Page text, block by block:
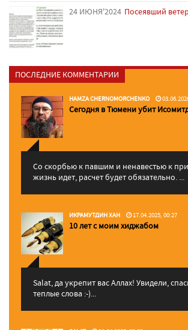
24 ИЮНЯ'2024 Посеявший
ПОСЛЕДНИЕ КОММЕНТАРИИ
HAMZA CHERNOMORCHENKO
Сегодня в Тюмени убит
Со скорбью к павшим и ненавестью к
жизнь идет, расчет будет обязательно. ...
ИКРАМУТДИН ХАН 17.04.2025, 00:27
10 лет с моим хиджабом
Salat, да укрепит вас Аллаx! Увидели,
теплые слова :-)...